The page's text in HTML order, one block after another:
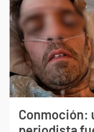
Conmoción: